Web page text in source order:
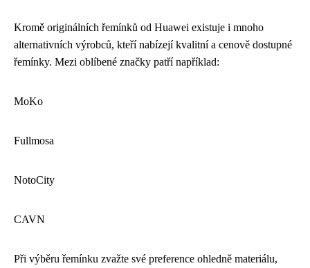
Kromě originálních řemínků od Huawei existuje i mnoho
alternativních výrobců, kteří nabízejí kvalitní a cenově dostupné
řemínky. Mezi oblíbené značky patří například:
MoKo
Fullmosa
NotoCity
CAVN
Při výběru řemínku zvažte své preference ohledně materiálu,